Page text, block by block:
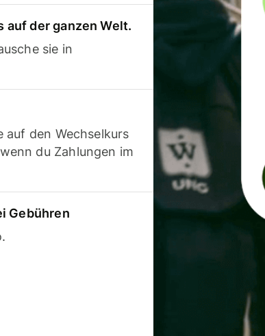
auf der ganzen Welt.
sie in
auf den Wechselkurs
du Zahlungen im
Gebühren